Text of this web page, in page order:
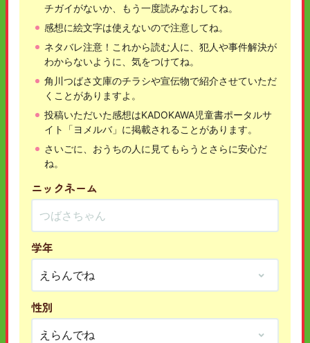
チガイがないか、もう一度読みなおしてね。
感想に絵文字は使えないので注意してね。
ネタバレ注意！これから読む人に、犯人や事件解決が
わからないように、気をつけてね。
角川つばさ文庫のチラシや宣伝物で紹介させていただ
くことがありますよ。
投稿いただいた感想はKADOKAWA児童書ポータルサ
イト「ヨメルバ」に掲載されることがあります。
さいごに、おうちの人に見てもらうとさらに安心だ
ね。
ニックネーム
学年
性別